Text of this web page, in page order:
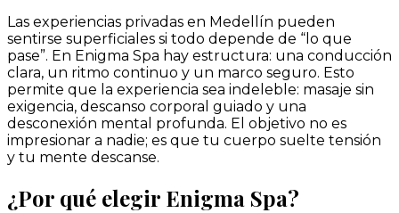
Las experiencias privadas en Medellín pueden
sentirse superficiales si todo depende de “lo que
pase”. En Enigma Spa hay estructura: una conducción
clara, un ritmo continuo y un marco seguro. Esto
permite que la experiencia sea indeleble: masaje sin
exigencia, descanso corporal guiado y una
desconexión mental profunda. El objetivo no es
impresionar a nadie; es que tu cuerpo suelte tensión
y tu mente descanse.
¿Por qué elegir Enigma Spa?